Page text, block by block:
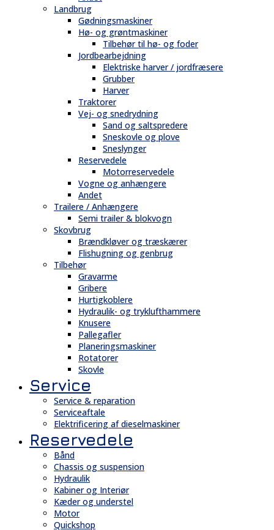
Landbrug
Gødningsmaskiner
Hø- og grøntmaskiner
Tilbehør til hø- og foder
Jordbearbejdning
Elektriske harver / jordfræsere
Grubber
Harver
Traktorer
Vej- og snedrydning
Sand og saltspredere
Sneskovle og plove
Sneslynger
Reservedele
Motorreservedele
Vogne og anhængere
Andet
Trailere / Anhængere
Semi trailer & blokvogn
Skovbrug
Brændkløver og træskærer
Flishugning og genbrug
Tilbehør
Gravarme
Gribere
Hurtigkoblere
Hydraulik- og tryklufthammere
Knusere
Pallegafler
Planeringsmaskiner
Rotatorer
Skovle
Service
Service & reparation
Serviceaftale
Elektrificering af dieselmaskiner
Reservedele
Bånd
Chassis og suspension
Hydraulik
Kabiner og Interiør
Kæder og understel
Motor
Quickshop